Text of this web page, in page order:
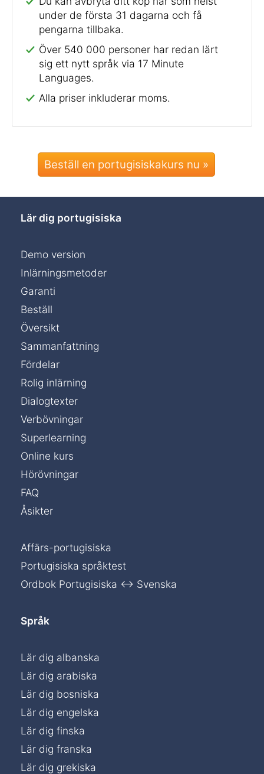
under de första 31 dagarna och få
pengarna tillbaka.
Över 540 000 personer har redan lärt
sig ett nytt språk via 17 Minute
Languages.
Alla priser inkluderar moms.
Beställ en portugisiskakurs nu »
Lär dig portugisiska
Demo version
Inlärningsmetoder
Garanti
Beställ
Översikt
Sammanfattning
Fördelar
Rolig inlärning
Dialogtexter
Verbövningar
Superlearning
Online kurs
Hörövningar
FAQ
Åsikter
Affärs-portugisiska
Portugisiska språktest
Ordbok Portugisiska ↔ Svenska
Språk
Lär dig albanska
Lär dig arabiska
Lär dig bosniska
Lär dig engelska
Lär dig finska
Lär dig franska
Lär dig grekiska